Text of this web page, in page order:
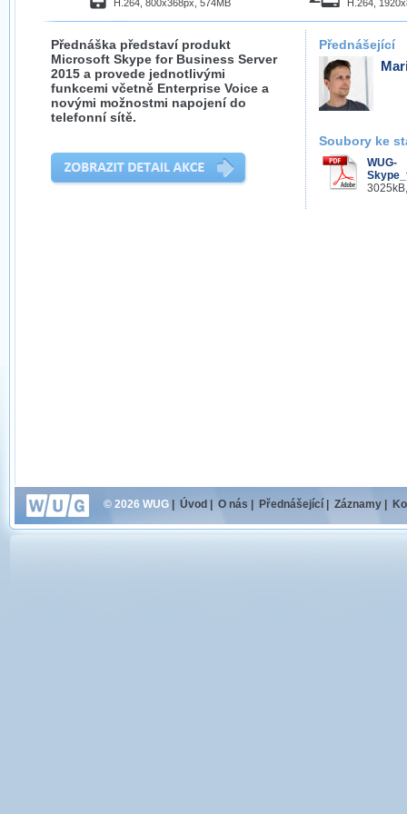
H.264, 800x368px, 574MB H.264,
Přednáška představí produkt
Microsoft Skype for Business Server
2015 a provede jednotlivými
funkcemi včetně Enterprise Voice a
novými možnostmi napojení do
telefonní sítě.
Přednášející
Soubory ke
WUG-
© 2026 WUG Úvod O nás Přednášející Záznamy